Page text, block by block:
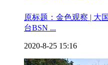
原标题：金色观察 | 大
台BSN ...
2020-8-25 15:16